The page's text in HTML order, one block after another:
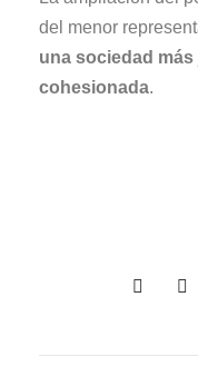
del menor
una sociedad
cohesionada.